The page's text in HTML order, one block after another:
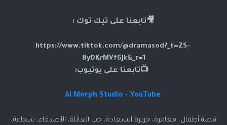
🎥تابعنا على تيك توك :
https://www.tiktok.com/@dramasod?_t=ZS-
8yDKrMVf6Jk&_r=1
📺تابعنا على يوتيوب:
AI Morph Studio - YouTube
قصة أطفال، مغامرة، جزيرة السعادة، حب العائلة، الأصدقاء، شجاعة،